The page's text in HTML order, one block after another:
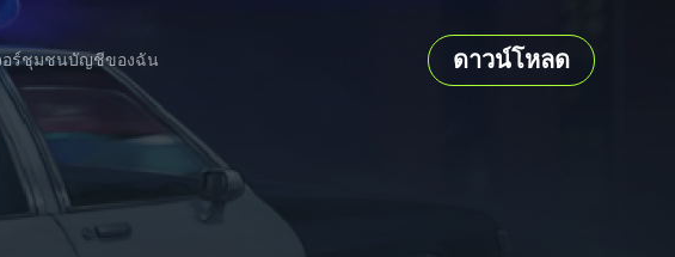
ร์ชุมชนบัญชีของฉัน ดาวน์โหลด